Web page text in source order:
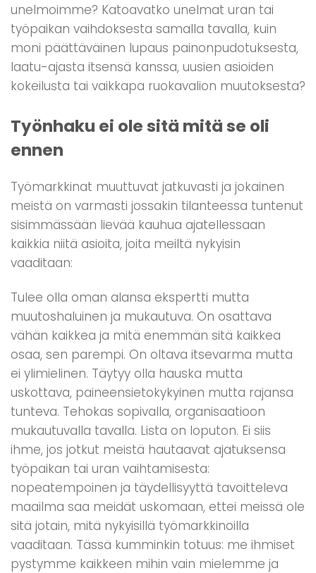
unelmoimme? Katoavatko unelmat uran tai
työpaikan vaihdoksesta samalla tavalla, kuin
moni päättäväinen lupaus painonpudotuksesta,
laatu-ajasta itsensä kanssa, uusien asioiden
kokeilusta tai vaikkapa ruokavalion muutoksesta?
Työnhaku ei ole sitä mitä se oli
ennen
Työmarkkinat muuttuvat jatkuvasti ja jokainen
meistä on varmasti jossakin tilanteessa tuntenut
sisimmässään lievää kauhua ajatellessaan
kaikkia niitä asioita, joita meiltä nykyisin
vaaditaan:
Tulee olla oman alansa ekspertti mutta
muutoshaluinen ja mukautuva. On osattava
vähän kaikkea ja mitä enemmän sitä kaikkea
osaa, sen parempi. On oltava itsevarma mutta
ei ylimielinen. Täytyy olla hauska mutta
uskottava, paineensietokykyinen mutta rajansa
tunteva. Tehokas sopivalla, organisaatioon
mukautuvalla tavalla. Lista on loputon. Ei siis
ihme, jos jotkut meistä hautaavat ajatuksensa
työpaikan tai uran vaihtamisesta:
nopeatempoinen ja täydellisyyttä tavoitteleva
maailma saa meidät uskomaan, ettei meissä ole
sitä jotain, mitä nykyisillä työmarkkinoilla
vaaditaan. Tässä kumminkin totuus: me ihmiset
pystymme kaikkeen mihin vain mielemme ja